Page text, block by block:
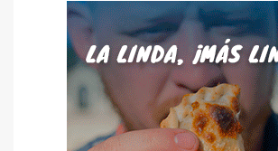
entradas